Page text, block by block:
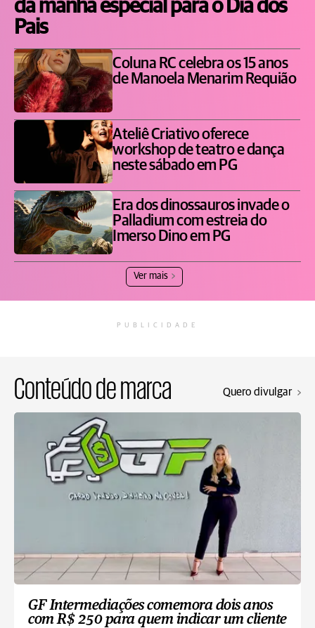
da manhã especial para o Dia dos
Pais
Coluna RC celebra os 15 anos
de Manoela Menarim Requião
Ateliê Criativo oferece
workshop de teatro e dança
neste sábado em PG
Era dos dinossauros invade o
Palladium com estreia do
Imerso Dino em PG
Ver mais
PUBLICIDADE
Conteúdo de marca Quero divulgar
GF Intermediações comemora dois anos
com R$ 250 para quem indicar um cliente